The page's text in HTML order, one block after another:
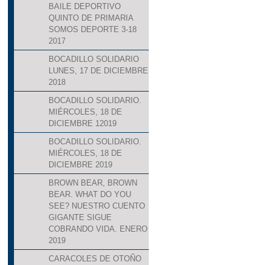
BAILE DEPORTIVO
QUINTO DE PRIMARIA
SOMOS DEPORTE 3-18
2017
BOCADILLO SOLIDARIO
LUNES, 17 DE DICIEMBRE
2018
BOCADILLO SOLIDARIO.
MIÉRCOLES, 18 DE
DICIEMBRE 12019
BOCADILLO SOLIDARIO.
MIÉRCOLES, 18 DE
DICIEMBRE 2019
BROWN BEAR, BROWN
BEAR. WHAT DO YOU
SEE? NUESTRO CUENTO
GIGANTE SIGUE
COBRANDO VIDA. ENERO
2019
CARACOLES DE OTOÑO